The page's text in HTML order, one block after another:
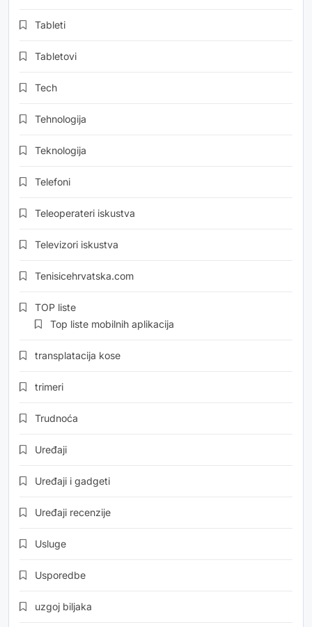
Tableti
Tabletovi
Tech
Tehnologija
Teknologija
Telefoni
Teleoperateri iskustva
Televizori iskustva
Tenisicehrvatska.com
TOP liste
Top liste mobilnih aplikacija
transplatacija kose
trimeri
Trudnoća
Uređaji
Uređaji i gadgeti
Uređaji recenzije
Usluge
Usporedbe
uzgoj biljaka